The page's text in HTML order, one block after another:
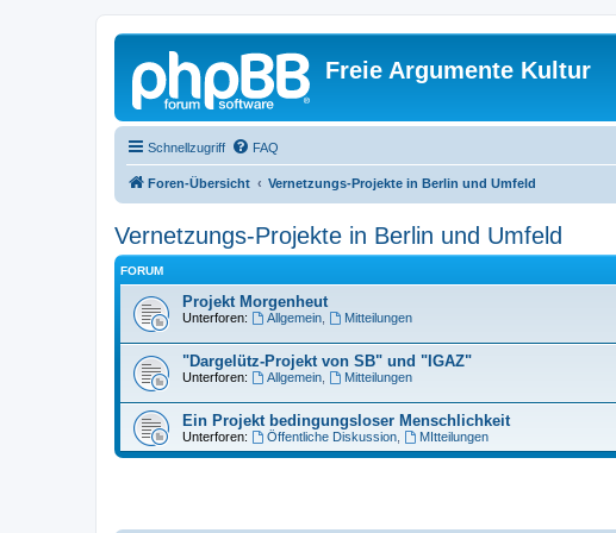
Freie Argumente Kultur
Schnellzugriff FAQ
Foren-Übersicht Vernetzungs-Projekte in Berlin und Umfeld
Vernetzungs-Projekte in Berlin und Umfeld
FORUM
Projekt Morgenheut
Unterforen: Allgemein, Mitteilungen
"Dargelütz-Projekt von SB" und "IGAZ"
Unterforen: Allgemein, Mitteilungen
Ein Projekt bedingungsloser Menschlichkeit
Unterforen: Öffentliche Diskussion, MItteilungen